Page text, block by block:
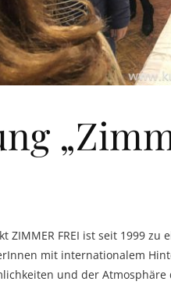
ZIMMER FREI ist seit 1999
mit internationalem
und der